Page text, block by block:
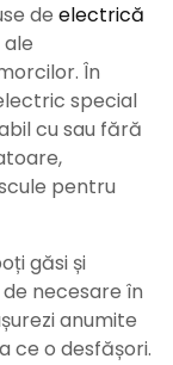
de electrică
În
special
cu sau fără
pentru
găsi și
necesare în
anumite
ce o desfășori.